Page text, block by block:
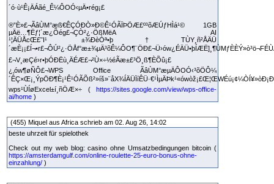
´ó·ù¹Ê¡ÄÁãé_Ê¼ÔOÓ‹µÄ•rég¡£
®”È»£¬ÃâÙM°æß€ÊÇÓÐÒ»Ð©Ê¹ÓÃÏÞÖÆ£º³õÆÚƒHÌá¹© 1GB
µÄë…¶Ëƒ¦´æ¿Õég£¬ÇÒ²¿·ÖßMëA AI
¹¦ÄÜÅcŒ£˜I¹ ±¾ÐèÒª•þ†TÙY¸ñ²ÅÄÜ
£¬V¸æÇé›r•þÓÐËù¸ÄÉÆ£¬²Ù×÷½éÃæ±£³Ö¸ß¶ÈÕû¡£
¿‚ów¶øÑÔ£¬WPS Office ÃâÙM°æµÄÔOÓ‹³õÖÔ¼
wps¹ÙÍøExcel±í¸ñÖÆ×÷ ( https://sites.google.com/view/wps-office-
ai/home )
(455) Miquel aus Africa schrieb am 02. Aug 26, 14:02
beste uhrzeit für spielothek
Check out my web blog: casino ohne Umsatzbedingungen bitcoin (
https://amsterdamgulf.com/online-roulette-25-euro-bonus-ohne-
einzahlung/ )